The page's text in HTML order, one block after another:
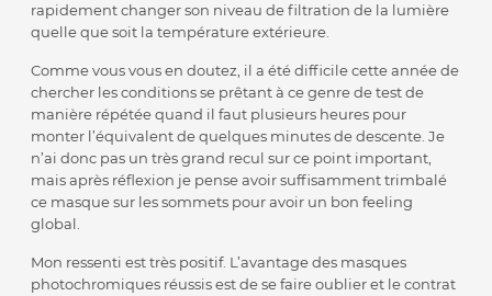
rapidement changer son niveau de filtration de la lumière
quelle que soit la température extérieure.
Comme vous vous en doutez, il a été difficile cette année de
chercher les conditions se prêtant à ce genre de test de
manière répétée quand il faut plusieurs heures pour
monter l’équivalent de quelques minutes de descente. Je
n’ai donc pas un très grand recul sur ce point important,
mais après réflexion je pense avoir suffisamment trimbalé
ce masque sur les sommets pour avoir un bon feeling
global.
Mon ressenti est très positif. L’avantage des masques
photochromiques réussis est de se faire oublier et le contrat